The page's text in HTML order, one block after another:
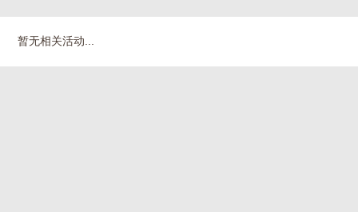
暂无相关活动...